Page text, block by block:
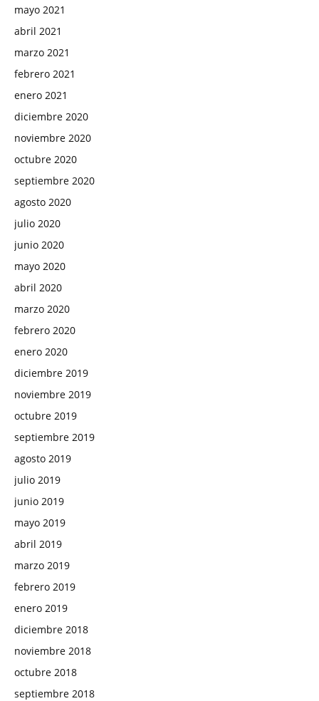
mayo 2021
abril 2021
marzo 2021
febrero 2021
enero 2021
diciembre 2020
noviembre 2020
octubre 2020
septiembre 2020
agosto 2020
julio 2020
junio 2020
mayo 2020
abril 2020
marzo 2020
febrero 2020
enero 2020
diciembre 2019
noviembre 2019
octubre 2019
septiembre 2019
agosto 2019
julio 2019
junio 2019
mayo 2019
abril 2019
marzo 2019
febrero 2019
enero 2019
diciembre 2018
noviembre 2018
octubre 2018
septiembre 2018